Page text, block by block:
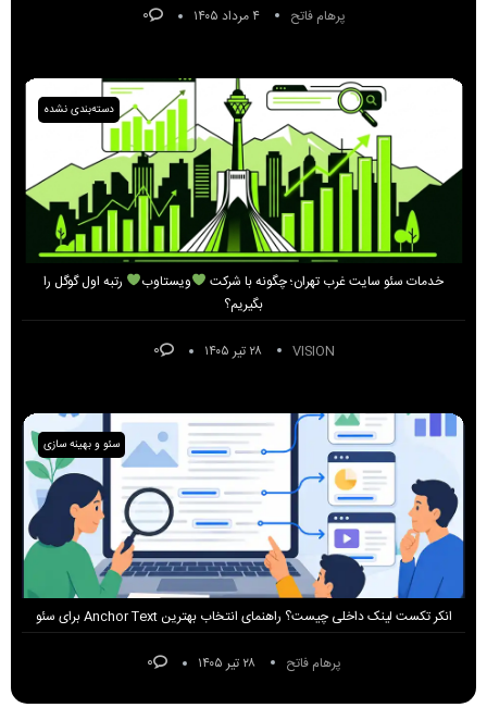
پرهام فاتح ۴ مرداد ۱۴۰۵ ۰
خدمات سئو سایت غرب تهران؛ چگونه با شرکت ویستاوب
رتبه اول گوگل را
بگیریم؟
VISION ۲۸ تیر ۱۴۰۵ ۰
دسته‌بندی نشده
انکر تکست لینک داخلی چیست؟ راهنمای انتخاب بهترین Anchor Text برای سئو
پرهام فاتح ۲۸ تیر ۱۴۰۵ ۰
سئو و بهینه سازی